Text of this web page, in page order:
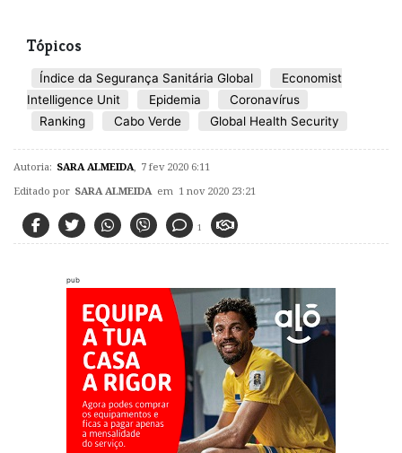
Tópicos
Índice da Segurança Sanitária Global
Economist
Intelligence Unit
Epidemia
Coronavírus
Ranking
Cabo Verde Global Health Security
Autoria: SARA ALMEIDA, 7 fev 2020 6:11
Editado por SARA ALMEIDAem 1 nov 2020 23:21
1
pub